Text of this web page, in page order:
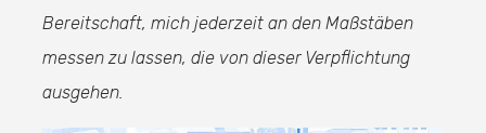
Bereitschaft, mich jederzeit an den Maßstäben
messen zu lassen, die von dieser Verpflichtung
ausgehen.